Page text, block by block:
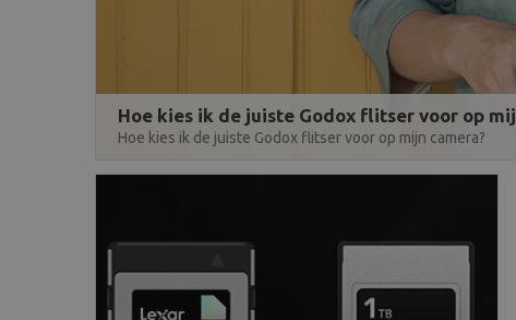
Hoe kies ik de juiste Godox flitser voor op
Hoe kies ik de juiste Godox flitser voor op mijn camera?